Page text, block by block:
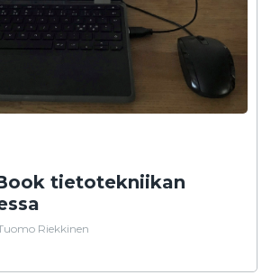
tietotekniikan
Riekkinen